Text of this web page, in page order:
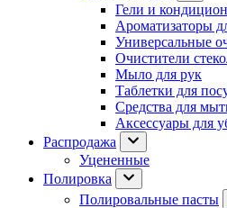
Гели и
Ароматизаторы
Универсальные
Очистители
Мыло для рук
Таблетки для
Средства для
Аксессуары для
Распродажа
Уцененные
Полировка
Полировальные пасты